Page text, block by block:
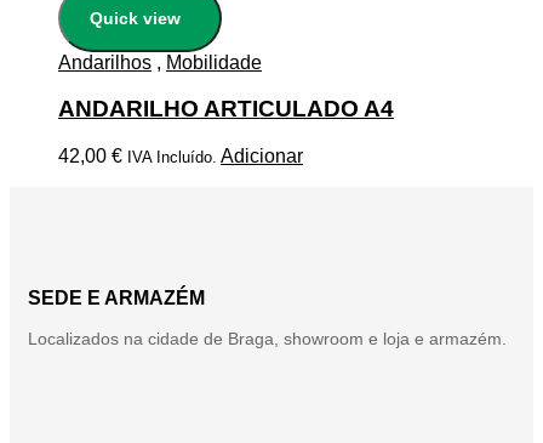
Quick view
Andarilhos , Mobilidade
ANDARILHO ARTICULADO A4
42,00 € IVA Incluído. Adicionar
SEDE E ARMAZÉM
Localizados na cidade de Braga, showroom e loja e armazém.